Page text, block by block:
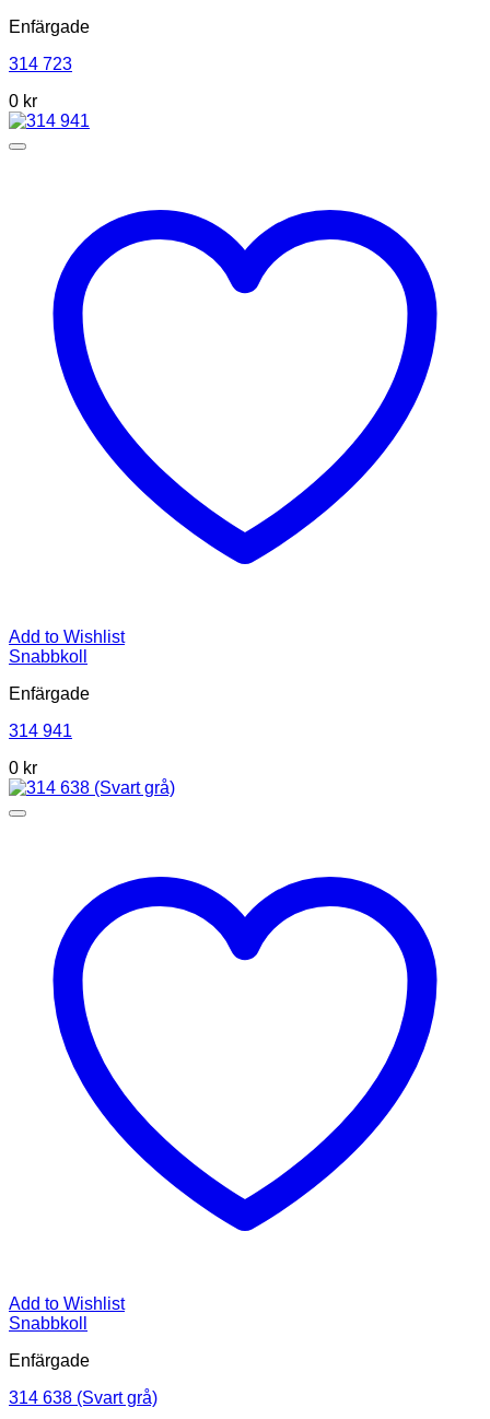
Enfärgade
314 723
0 kr
Add to Wishlist
Snabbkoll
Enfärgade
314 941
0 kr
Add to Wishlist
Snabbkoll
Enfärgade
314 638 (Svart grå)